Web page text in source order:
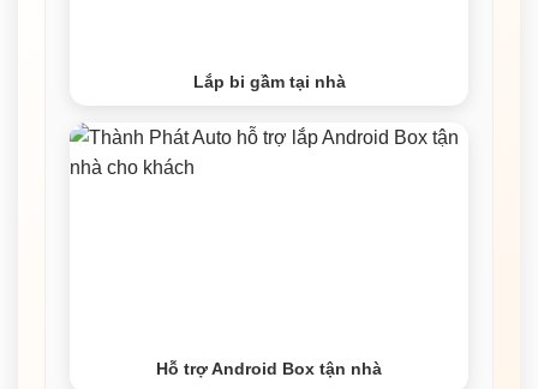
Lắp bi gầm tại nhà
Hỗ trợ Android Box tận nhà